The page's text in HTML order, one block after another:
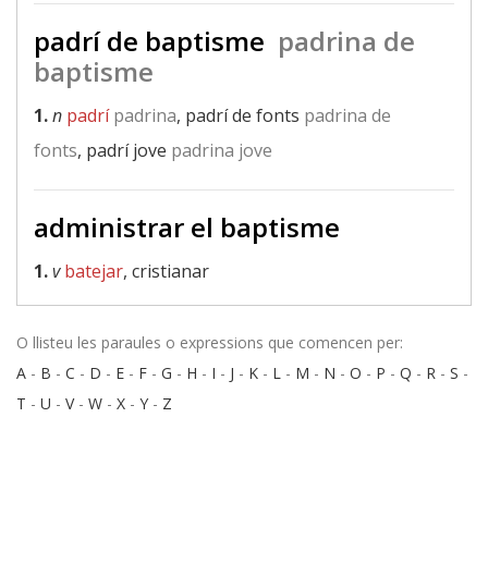
padrí de baptisme padrina de
baptisme
1.n padrípadrina, padrí de fonts padrina de
fonts, padrí jove padrina jove
administrar el baptisme
1.v batejar, cristianar
O llisteu les paraules o expressions que comencen per:
A - B - C - D - E - F - G - H - I - J - K - L - M - N - O - P - Q - R - S -
T - U - V- W - X - Y - Z